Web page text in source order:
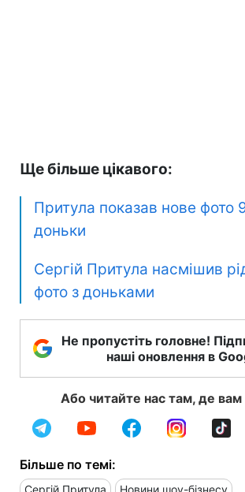
Ще більше цікавого:
Притула показав нове фото
доньки
Сергій Притула насмішив
фото з доньками
Не пропустіть головне!
наші оновлення в
Або читайте нас там, де вам
Більше по темі:
Сергій Притула Новини шоу-бізнесу